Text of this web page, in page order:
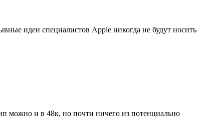
идеи специалистов Apple никогда не будут носить
можно и в 48к, но почти ничего из потенциально